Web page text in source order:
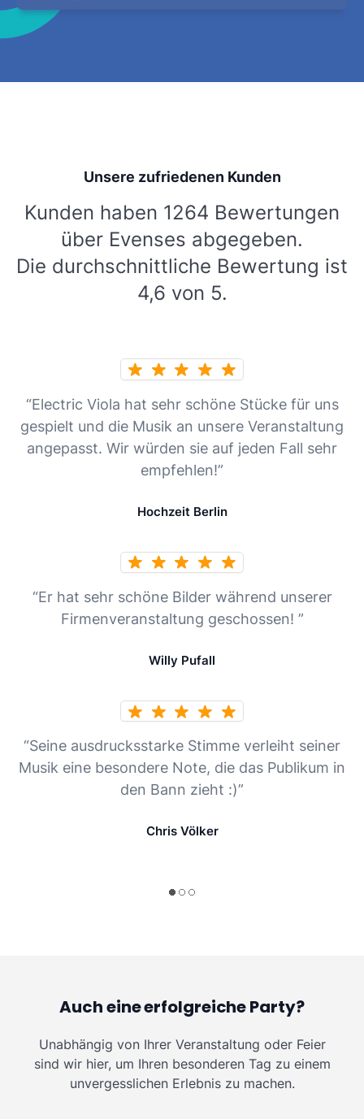
Unsere zufriedenen Kunden
Kunden haben 1264 Bewertungen
über Evenses abgegeben.
Die durchschnittliche Bewertung ist
4,6 von 5.
“Electric Viola hat sehr schöne Stücke für uns
gespielt und die Musik an unsere Veranstaltung
angepasst. Wir würden sie auf jeden Fall sehr
empfehlen!”
Hochzeit Berlin
“Er hat sehr schöne Bilder während unserer
Firmenveranstaltung geschossen! ”
Willy Pufall
“Seine ausdrucksstarke Stimme verleiht seiner
Musik eine besondere Note, die das Publikum in
den Bann zieht :)”
Chris Völker
Auch eine erfolgreiche Party?
Unabhängig von Ihrer Veranstaltung oder Feier
sind wir hier, um Ihren besonderen Tag zu einem
unvergesslichen Erlebnis zu machen.